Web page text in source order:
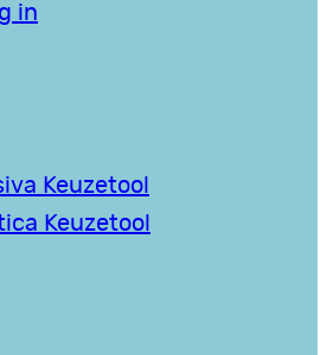
in
Keuzetool
Keuzetool